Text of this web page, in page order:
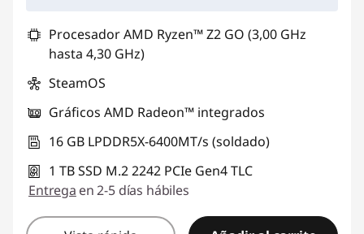
Procesador AMD Ryzen™ Z2 GO (3,00 GHz
hasta 4,30 GHz)
SteamOS
Gráficos AMD Radeon™ integrados
16 GB LPDDR5X-6400MT/s (soldado)
1 TB SSD M.2 2242 PCIe Gen4 TLC
Entrega en 2-5 días hábiles